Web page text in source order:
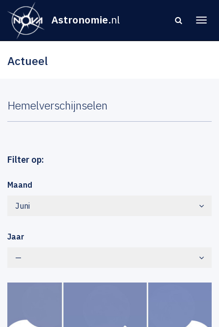
Astronomie.nl
Actueel
Hemelverschijnselen
Filter op:
Maand
Juni
Jaar
—